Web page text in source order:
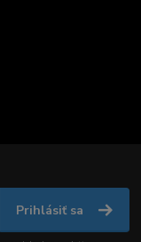
Prihlásiť sa